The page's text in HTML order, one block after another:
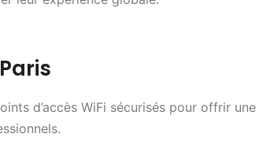
d’accès WiFi sécurisés pour offrir une